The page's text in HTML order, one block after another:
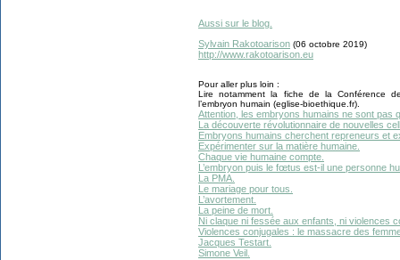
Aussi sur le blog.
Sylvain Rakotoarison (06 octobre 2019)
http://www.rakotoarison.eu
Pour aller plus loin :
Lire notamment la fiche de la Conférence
l’embryon humain (eglise-bioethique.fr).
Attention, les embryons humains ne sont pas
La découverte révolutionnaire de nouvelles
Embryons humains cherchent repreneurs et
Expérimenter sur la matière humaine.
Chaque vie humaine compte.
L’embryon puis le fœtus est-il une personne
La PMA.
Le mariage pour tous.
L’avortement.
La peine de mort.
Ni claque ni fessée aux enfants, ni violences
Violences conjugales : le massacre des
Jacques Testart.
Simone Veil.